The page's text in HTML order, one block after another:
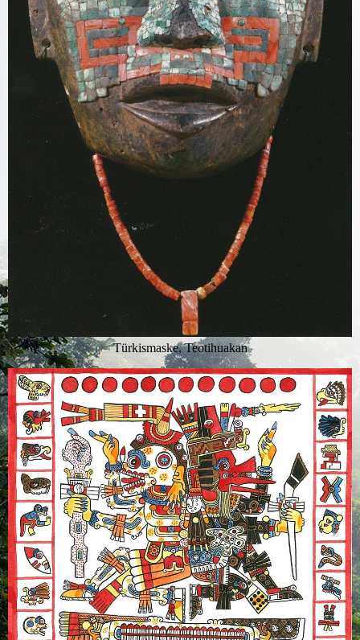
Türkismaske, Teotihuakan